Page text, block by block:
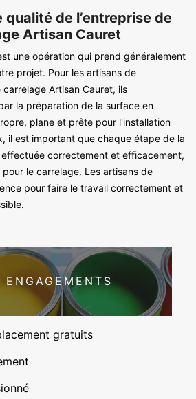
qualité de l’entreprise de
Artisan Cauret
une opération qui prend généralement
projet. Pour les artisans de
carrelage Artisan Cauret, ils
la préparation de la surface en
plane et prête pour l'installation
il est important que chaque étape de la
correctement et efficacement,
le carrelage. Les artisans de
pour faire le travail correctement et
ENGAGEMENTS
gratuits